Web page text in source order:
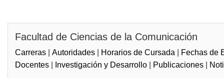
El campo
nacionales e
Facultad de Ciencias de la Comunicación
Carreras |Autoridades Horarios de Cursada Fechas de
Docentes
Investigación y Desarrollo Publicaciones